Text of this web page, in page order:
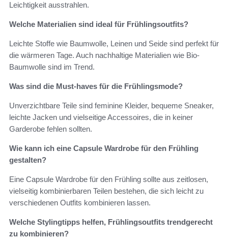
Leichtigkeit ausstrahlen.
Welche Materialien sind ideal für Frühlingsoutfits?
Leichte Stoffe wie Baumwolle, Leinen und Seide sind perfekt für
die wärmeren Tage. Auch nachhaltige Materialien wie Bio-
Baumwolle sind im Trend.
Was sind die Must-haves für die Frühlingsmode?
Unverzichtbare Teile sind feminine Kleider, bequeme Sneaker,
leichte Jacken und vielseitige Accessoires, die in keiner
Garderobe fehlen sollten.
Wie kann ich eine Capsule Wardrobe für den Frühling
gestalten?
Eine Capsule Wardrobe für den Frühling sollte aus zeitlosen,
vielseitig kombinierbaren Teilen bestehen, die sich leicht zu
verschiedenen Outfits kombinieren lassen.
Welche Stylingtipps helfen, Frühlingsoutfits trendgerecht
zu kombinieren?